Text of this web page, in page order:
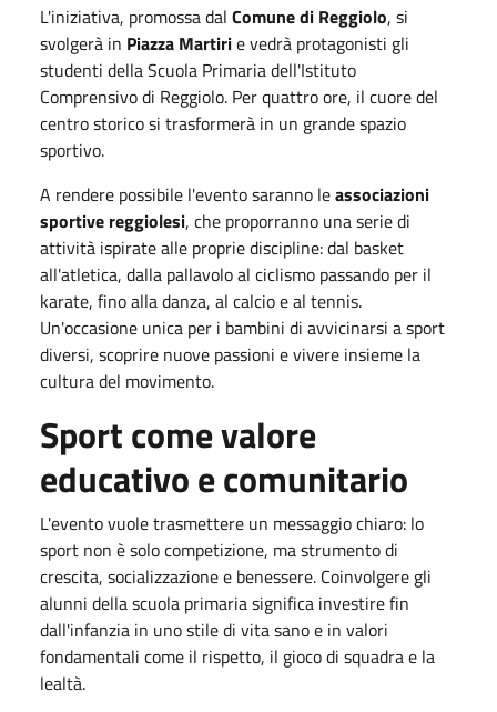
L'iniziativa, promossa dal Comune di Reggiolo, si
svolgerà in Piazza Martirie vedrà protagonisti gli
studenti della Scuola Primaria dell'Istituto
Comprensivo di Reggiolo. Per quattro ore, il cuore del
centro storico si trasformerà in un grande spazio
sportivo.
A rendere possibile l'evento saranno leassociazioni
sportive reggiolesi, che proporranno una serie di
attività ispirate alle proprie discipline: dal basket
all'atletica, dalla pallavolo al ciclismo passando per il
karate, fino alla danza, al calcio e al tennis.
Un'occasione unica per i bambini di avvicinarsi a sport
diversi, scoprire nuove passioni e vivere insieme la
cultura del movimento.
Sport come valore
educativo e comunitario
L'evento vuole trasmettere un messaggio chiaro: lo
sport non è solo competizione, ma strumento di
crescita, socializzazione e benessere. Coinvolgere gli
alunni della scuola primaria significa investire fin
dall'infanzia in uno stile di vita sano e in valori
fondamentali come il rispetto, il gioco di squadra e la
lealtà.